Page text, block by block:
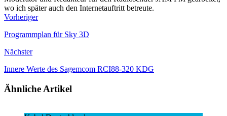
wo ich später auch den Internetauftritt betreute.
Vorheriger
Programmplan für Sky 3D
Nächster
Innere Werte des Sagemcom RCI88-320 KDG
Ähnliche Artikel